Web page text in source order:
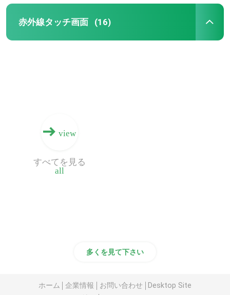
赤外線タッチ画面 (16)
view
all
すべてを見る
多くを見て下さい
ホーム 企業情報 お問い合わせ
Desktop Site